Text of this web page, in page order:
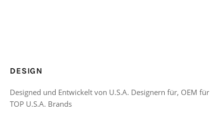
DESIGN
Designed und Entwickelt von U.S.A. Designern für, OEM für
TOP U.S.A. Brands